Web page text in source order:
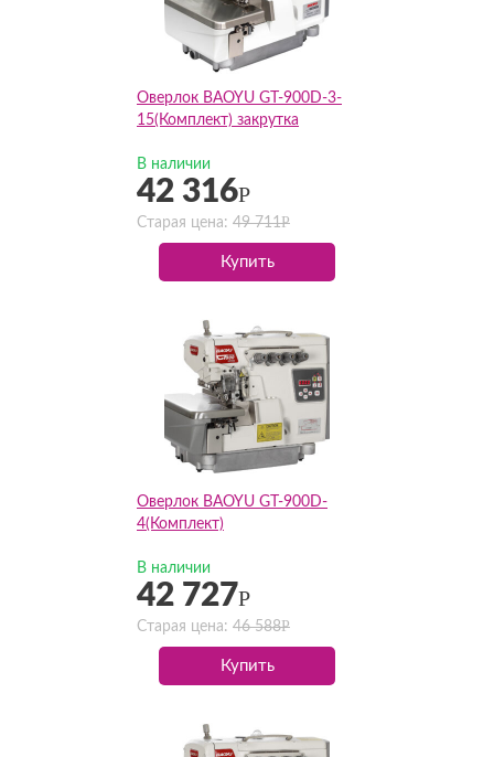
Оверлок BAOYU GT-900D-3-
15(Комплект) закрутка
В наличии
42 316Р
Старая цена: 49 711Р
Купить
Оверлок BAOYU GT-900D-
4(Комплект)
В наличии
42 727Р
Старая цена: 46 588Р
Купить